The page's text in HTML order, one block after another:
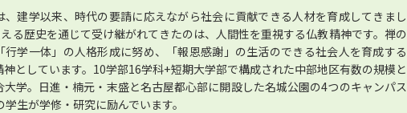
、建学以来、時代の要請に応えながら社会に貢献できる人材を育成してきまし
る歴史を通じて受け継がれてきたのは、人間性を重視する仏教精神です。禅の
行学一体」の人格形成に努め、「報恩感謝」の生活のできる社会人を育成する
神としています。10学部16学科+短期大学部で構成された中部地区有数の規模と
大学。日進・楠元・末盛と名古屋都心部に開設した名城公園の4つのキャンパス
生が学修・研究に励んでいます。